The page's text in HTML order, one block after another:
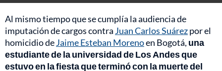
Al mismo tiempo que se cumplía la audiencia de
imputación de cargos contra Juan Carlos Suárezpor el
homicidio deJaime Esteban Morenoen Bogotá, una
estudiante de la universidad de Los Andes que
estuvo en la fiesta que terminó con la muerte del